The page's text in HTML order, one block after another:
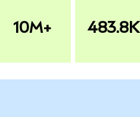
10M+ 483.8K